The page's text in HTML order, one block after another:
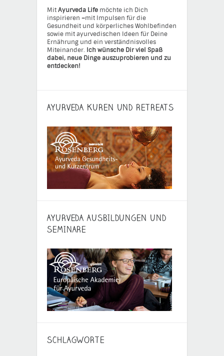
MitAyurveda Life möchte ich Dich
inspirieren –mit Impulsen für die
Gesundheit und körperliches Wohlbefinden
sowie mit ayurvedischen Ideen für Deine
Ernährung und ein verständnisvolles
Miteinander. Ich wünsche Dir viel Spaß
dabei, neue Dinge auszuprobieren und zu
entdecken!
AYURVEDA KUREN UND RETREATS
AYURVEDA AUSBILDUNGEN UND
SEMINARE
SCHLAGWORTE